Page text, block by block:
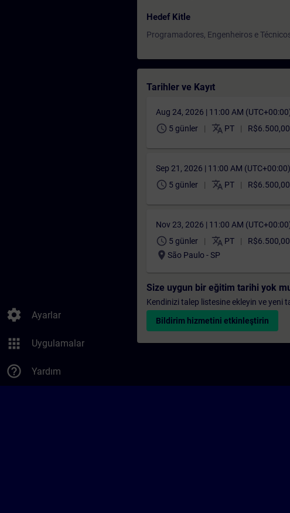
settings Ayarlar
apps Uygulamalar
help_outline Yardım
Hedef Kitle
Programadores, Engenheiros e
Tarihler ve Kayıt
Aug 24, 2026 | 11:00 AM
schedule 5 günler translate PT R$6.500,00
Sep 21, 2026 | 11:00 AM (UTC+00:00)
schedule 5 günler translate PT R$6.500,00
Nov 23, 2026 | 11:00 AM
schedule 5 günler translate PT R$6.500,00
location_on São Paulo - SP
Size uygun bir eğitim tarihi yok
Kendinizi talep listesine ekleyin ve yeni
Bildirim hizmetini etkinleştirin